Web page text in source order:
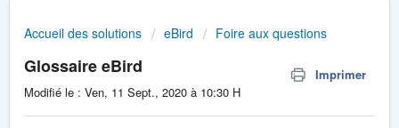
Accueil des solutions eBird Foire aux questions
Glossaire eBird
Imprimer
Modifié le : Ven, 11 Sept., 2020 à 10:30 H